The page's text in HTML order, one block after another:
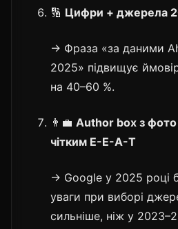
🔢 Цифри + джерела
→ Фраза «за даними
2025» підвищує
на 40–60 %.
👨‍💼 Author box з
чітким E-E-A-T
→ Google у 2025 році
уваги при виборі
сильніше, ніж у